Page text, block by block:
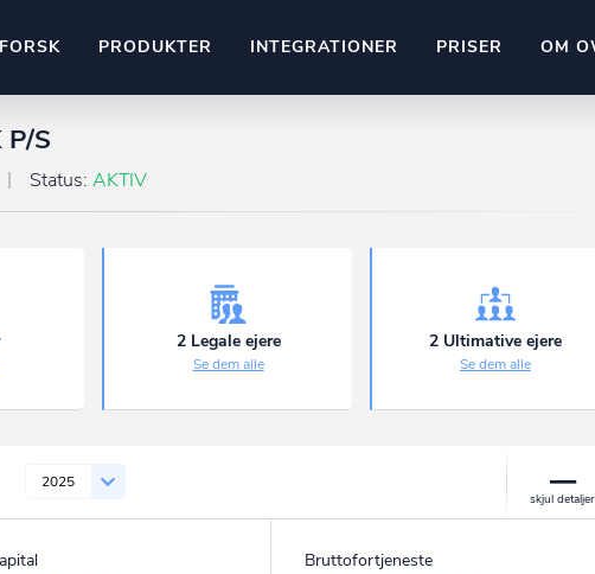
PRODUKTER
og compliant
kundeemner
INTEGRATIONER
Kun fantasien sætter grænsen
Ownr ajour goes supersonic
PRISER OM
P/S
Status: AKTIV
2 Legale ejere
Se dem alle
2 Ultimative ejere
Se dem alle
2025
Bruttofortjeneste